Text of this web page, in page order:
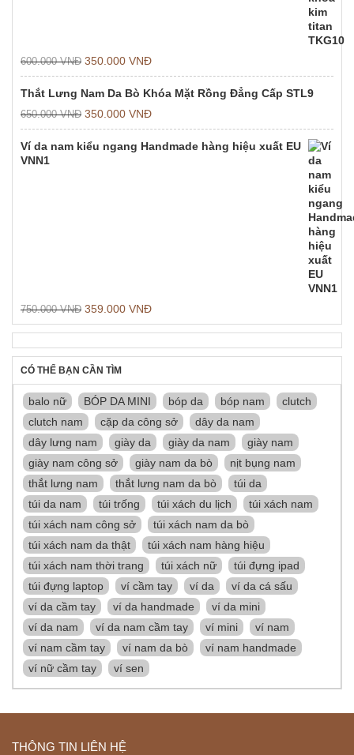
600.000VNĐ 350.000 VNĐ
Thắt Lưng Nam Da Bò Khóa Mặt Rồng Đẳng Cấp STL9
650.000VNĐ 350.000 VNĐ
Ví da nam kiểu ngang Handmade hàng hiệu xuất EU
VNN1
750.000VNĐ 359.000 VNĐ
CÓ THỂ BẠN CẦN TÌM
balo nữ BÓP DA MINI bóp da bóp nam
clutch
clutch nam
cặp da công sở
dây da nam
dây lưng nam
giày da giày da nam
giày nam
giày nam công sở
giày nam da bò
nịt bụng nam
thắt lưng nam
thắt lưng nam da bò
túi da
túi da nam
túi trống túi xách du lịch
túi xách nam
túi xách nam công sở
túi xách nam da bò
túi xách nam da thật
túi xách nam hàng hiệu
túi xách nam thời trang
túi xách nữ
túi đựng ipad
túi đựng laptop
ví cầm tay ví da
ví da cá sấu
ví da cầm tay
ví da handmade
ví da mini
ví da nam
ví da nam cầm tay ví mini
ví nam
ví nam cầm tay
ví nam da bò
ví nam handmade
ví nữ cầm tay
ví sen
THÔNG TIN LIÊN HỆ